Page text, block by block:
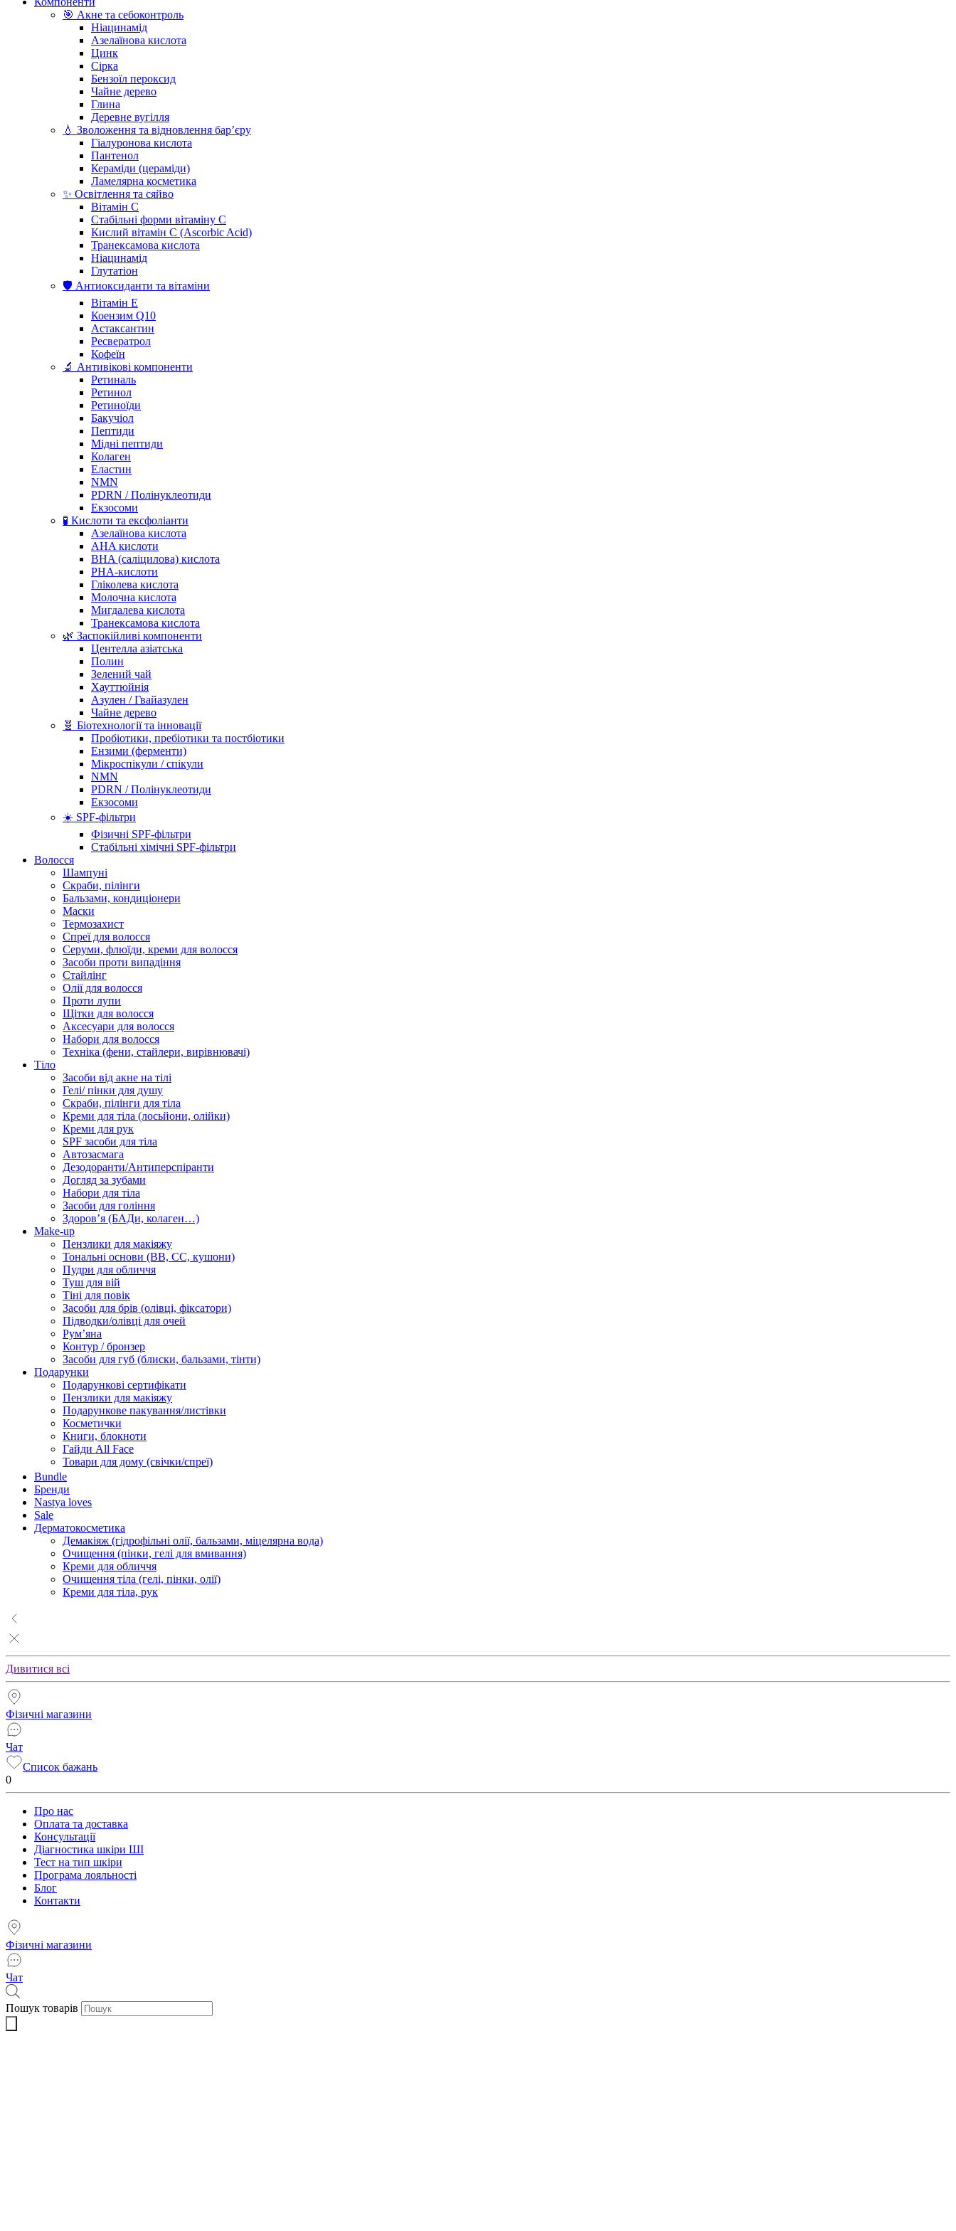
🎯 Акне та себоконтроль
Ніацинамід
Азелаїнова кислота
Цинк
Сірка
Бензоїл пероксид
Чайне дерево
Глина
Деревне вугілля
💧 Зволоження та відновлення бар’єру
Гіалуронова кислота
Пантенол
Кераміди (цераміди)
Ламелярна косметика
✨ Освітлення та сяйво
Вітамін С
Стабільні форми вітаміну С
Кислий вітамін С (Ascorbic Acid)
Транексамова кислота
Ніацинамід
Глутатіон
🛡️ Антиоксиданти та вітаміни
Вітамін Е
Коензим Q10
Астаксантин
Ресвератрол
Кофеїн
🔬 Антивікові компоненти
Ретиналь
Ретинол
Ретиноїди
Бакучіол
Пептиди
Мідні пептиди
Колаген
Еластин
NMN
PDRN / Полінуклеотиди
Екзосоми
🧪 Кислоти та ексфоліанти
Азелаїнова кислота
AHA кислоти
BHA (саліцилова) кислота
PHA-кислоти
Гліколева кислота
Молочна кислота
Мигдалева кислота
Транексамова кислота
🌿 Заспокійливі компоненти
Центелла азіатська
Полин
Зелений чай
Хауттюйнія
Азулен / Гвайазулен
Чайне дерево
🧬 Біотехнології та інновації
Пробіотики, пребіотики та постбіотики
Ензими (ферменти)
Мікроспікули / спікули
NMN
PDRN / Полінуклеотиди
Екзосоми
☀️ SPF-фільтри
Фізичні SPF-фільтри
Стабільні хімічні SPF-фільтри
Волосся
Шампуні
Скраби, пілінги
Бальзами, кондиціонери
Маски
Термозахист
Спреї для волосся
Серуми, флюїди, креми для волосся
Засоби проти випадіння
Стайлінг
Олії для волосся
Проти лупи
Щітки для волосся
Аксесуари для волосся
Набори для волосся
Техніка (фени, стайлери, вирівнювачі)
Тіло
Засоби від акне на тілі
Гелі/ пінки для душу
Скраби, пілінги для тіла
Креми для тіла (лосьйони, олійки)
Креми для рук
SPF засоби для тіла
Автозасмага
Дезодоранти/Антиперспіранти
Догляд за зубами
Набори для тіла
Засоби для гоління
Здоровʼя (БАДи, колаген…)
Make-up
Пензлики для макіяжу
Тональні основи (BB, CC, кушони)
Пудри для обличчя
Туш для вій
Тіні для повік
Засоби для брів (олівці, фіксатори)
Підводки/олівці для очей
Румʼяна
Контур / бронзер
Засоби для губ (блиски, бальзами, тінти)
Подарунки
Подарункові сертифікати
Пензлики для макіяжу
Подарункове пакування/листівки
Косметички
Книги, блокноти
Гайди All Face
Товари для дому (свічки/спреї)
Bundle
Бренди
Nastya loves
Sale
Дерматокосметика
Демакіяж (гідрофільні олії, бальзами, міцелярна вода)
Очищення (пінки, гелі для вмивання)
Креми для обличчя
Очищення тіла (гелі, пінки, олії)
Креми для тіла, рук
Дивитися всі
Фізичні магазини
Чат
Список бажань
0
Про нас
Оплата та доставка
Консультації
Діагностика шкіри ШІ
Тест на тип шкіри
Програма лояльності
Блог
Контакти
Фізичні магазини
Чат
Пошук товарів